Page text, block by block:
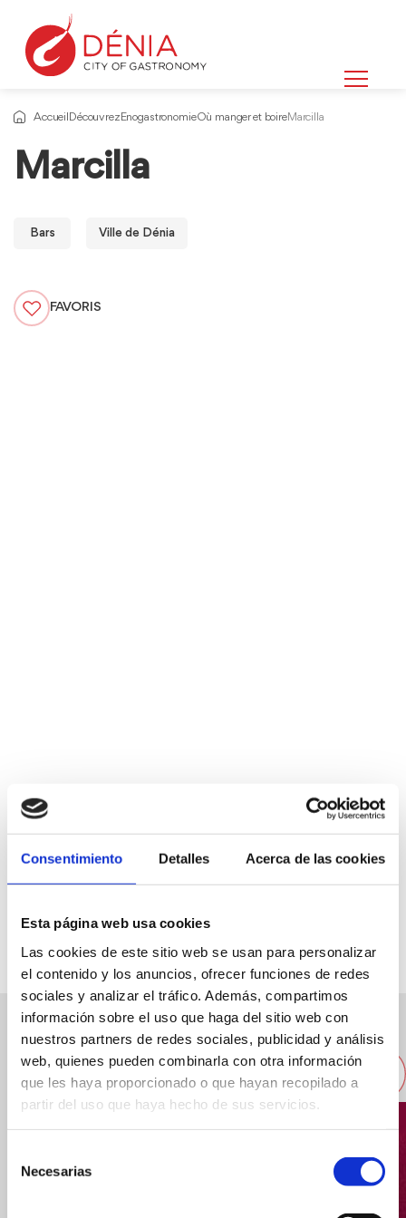
Consentimiento Detalles Acerca de las cookies
Esta página web usa cookies
Las cookies de este sitio web se usan para personalizar
el contenido y los anuncios, ofrecer funciones de redes
sociales y analizar el tráfico. Además, compartimos
información sobre el uso que haga del sitio web con
nuestros partners de redes sociales, publicidad y análisis
web, quienes pueden combinarla con otra información
que les haya proporcionado o que hayan recopilado a
partir del uso que haya hecho de sus servicios.
Necesarias
Accueil Découvrez EnogastronomieOù manger et boireMarcilla
Marcilla
Bars Ville de Dénia
FAVORIS
Autres restaurants à proximité